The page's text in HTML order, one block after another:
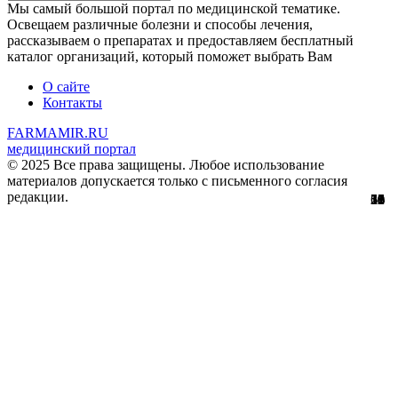
1
3
1
8
1
11
51
56
0
29
61
3
10
12
8
36
Мы самый большой портал по медицинской тематике.
Освещаем различные болезни и способы лечения,
рассказываем о препаратах и предоставляем бесплатный
каталог организаций, который поможет выбрать Вам
О сайте
Контакты
FARMAMIR.RU
медицинский портал
© 2025 Все права защищены. Любое использование
материалов допускается только с письменного согласия
редакции.